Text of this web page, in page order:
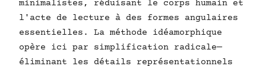
minimalistes, réduisant le corps humain et
l'acte de lecture à des formes angulaires
essentielles. La méthode idéamorphique
opère ici par simplification radicale—
éliminant les détails représentationnels